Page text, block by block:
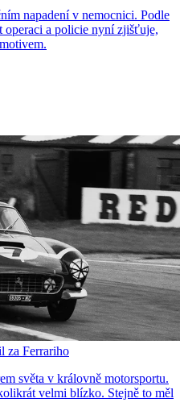
napadení v nemocnici. Podle
operaci a policie nyní zjišťuje,
za Ferrariho
světa v královně motorsportu.
velmi blízko. Stejně to měl